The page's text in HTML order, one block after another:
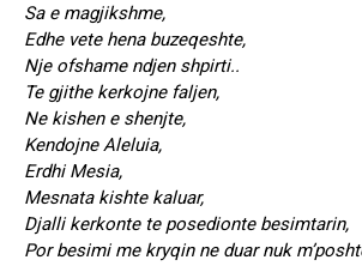
Sa e magjikshme,
Edhe vete hena buzeqeshte,
Nje ofshame ndjen shpirti..
Te gjithe kerkojne faljen,
Ne kishen e shenjte,
Kendojne Aleluia,
Erdhi Mesia,
Mesnata kishte kaluar,
Djalli kerkonte te posedionte besimtarin,
Por besimi me kryqin ne duar nuk